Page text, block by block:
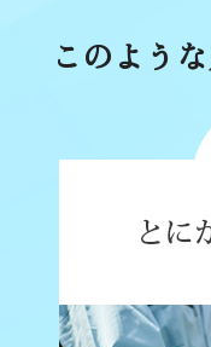
このよう